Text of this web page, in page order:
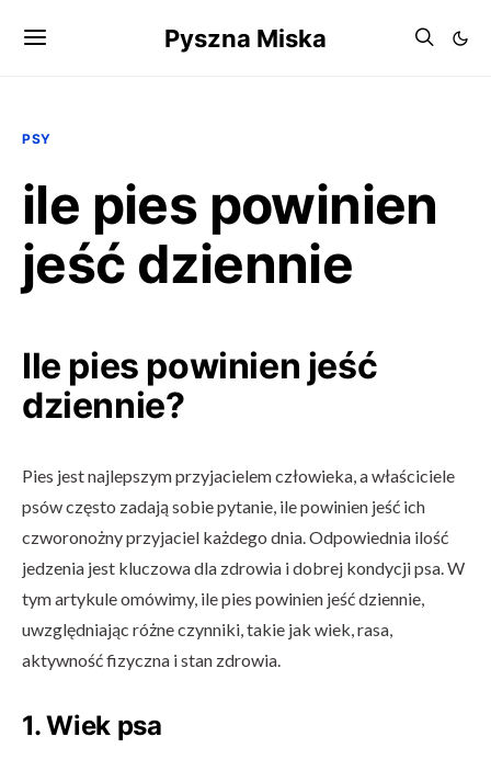
Pyszna Miska
PSY
ile pies powinien
jeść dziennie
Ile pies powinien jeść
dziennie?
Pies jest najlepszym przyjacielem człowieka, a właściciele
psów często zadają sobie pytanie, ile powinien jeść ich
czworonożny przyjaciel każdego dnia. Odpowiednia ilość
jedzenia jest kluczowa dla zdrowia i dobrej kondycji psa. W
tym artykule omówimy, ile pies powinien jeść dziennie,
uwzględniając różne czynniki, takie jak wiek, rasa,
aktywność fizyczna i stan zdrowia.
1. Wiek psa